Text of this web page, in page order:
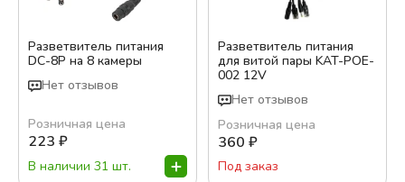
Разветвитель питания
DC-8P на 8 камеры
Нет отзывов
Розничная цена
223 ₽
В наличии 31 шт.
Разветвитель питания
для витой пары KAT-POE-
002 12V
Нет отзывов
Розничная цена
360 ₽
Под заказ